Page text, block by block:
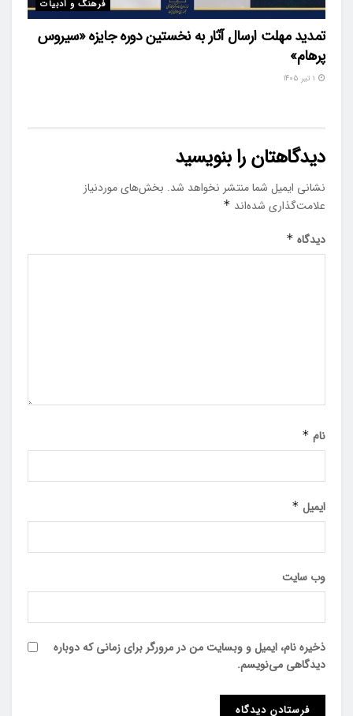
فرهنگ و ادبیات
تمدید مهلت ارسال آثار به نخستین دوره جایزه «سیروس
پرهام»
دیدگاهتان را بنویسید
نشانی ایمیل شما منتشر نخواهد شد. بخش‌های موردنیاز
علامت‌گذاری شده‌اند *
دیدگاه *
نام *
ایمیل *
وب‌ سایت
ذخیره نام، ایمیل و وبسایت من در مرورگر برای زمانی که دوباره
دیدگاهی می‌نویسم.